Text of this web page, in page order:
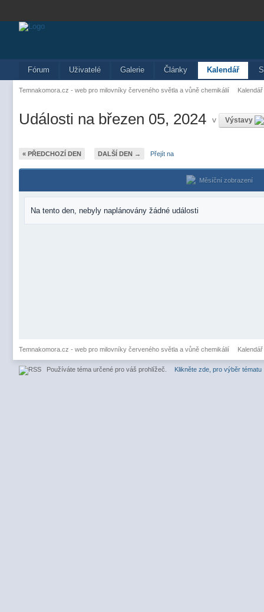
Fórum Uživatelé Galerie Články Kalendář
Temnakomora.cz - web pro milovníky červeného světla a vůně chemikálií Kalendář
Události na březen 05, 2024 v Výstavy
« PŘEDCHOZÍ DEN DALŠÍ DEN → Přejít na
Měsíční zobrazení
Na tento den, nebyly naplánovány žádné události
Temnakomora.cz - web pro milovníky červeného světla a vůně chemikálií Kalendář
Používáte téma určené pro váš prohlížeč. Klikněte zde, pro výběr tématu